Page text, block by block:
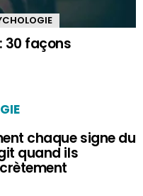
30 façons
chaque signe du
quand ils